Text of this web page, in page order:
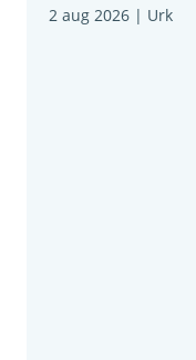
2 aug 2026| Urk